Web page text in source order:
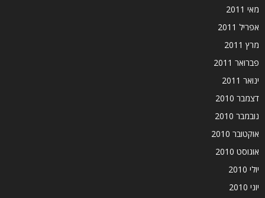
מאי 2011
אפריל 2011
מרץ 2011
פברואר 2011
ינואר 2011
דצמבר 2010
נובמבר 2010
אוקטובר 2010
אוגוסט 2010
יולי 2010
יוני 2010